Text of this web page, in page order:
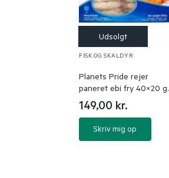
FISK OG SKALDYR
Planets Pride rejer
paneret ebi fry 40×20 g.
149,00 kr.
Skriv mig op